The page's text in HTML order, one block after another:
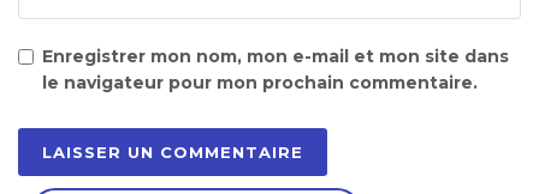
Enregistrer mon nom, mon e-mail et mon site dans
le navigateur pour mon prochain commentaire.